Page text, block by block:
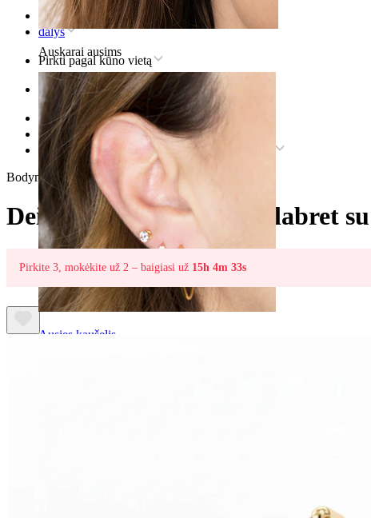
Auskarai ausims
Ausies kaušelis
Pradžia
dalys
Pirkti pagal kūno vietą
Ausis
Helix
Titaninis helix auskaras
Deimanto formos titano labret su mėlyna akute
Bodymod Trend
Deimanto formos titano labret
Pirkite 3, mokėkite už 2 – baigiasi už 15h 4m 33s